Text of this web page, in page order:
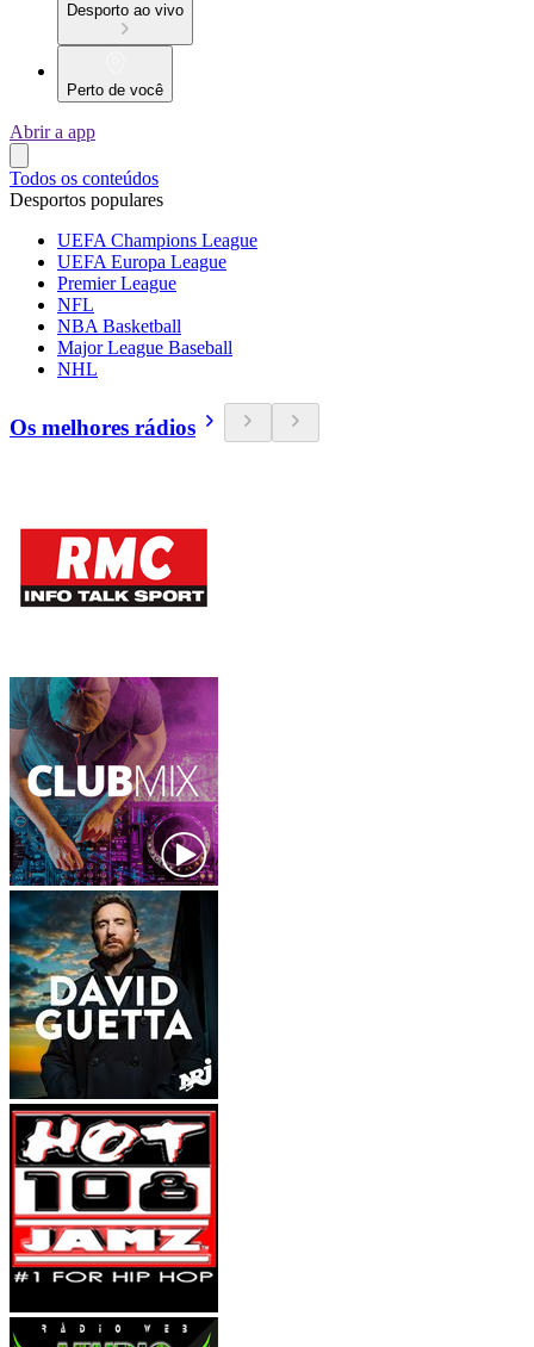
Desporto ao vivo
Perto de você
Abrir a app
Todos os conteúdos
Desportos populares
UEFA Champions League
UEFA Europa League
Premier League
NFL
NBA Basketball
Major League Baseball
NHL
Os melhores rádios